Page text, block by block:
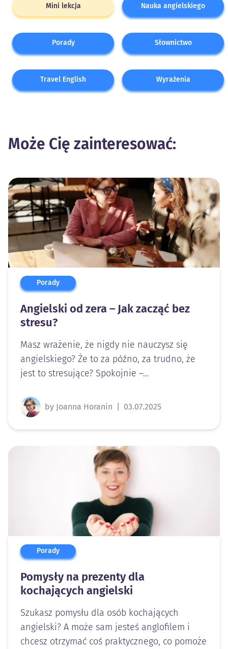
Mini lekcja Nauka angielskiego
Porady Słownictwo
Travel English Wyrażenia
Może Cię zainteresować:
Porady
Angielski od zera – Jak zacząć bez
stresu?
Masz wrażenie, że nigdy nie nauczysz się
angielskiego? Że to za późno, za trudno, że
jest to stresujące? Spokojnie –…
by Joanna Horanin 03.07.2025
Porady
Pomysły na prezenty dla
kochających angielski
Szukasz pomysłu dla osób kochających
angielski? A może sam jesteś anglofilem i
chcesz otrzymać coś praktycznego, co pomoże